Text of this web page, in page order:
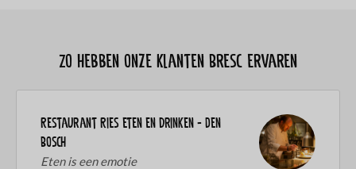
Zo hebben onze klanten Bresc ervaren
Restaurant Ries eten en drinken - Den
Bosch
Eten is een emotie